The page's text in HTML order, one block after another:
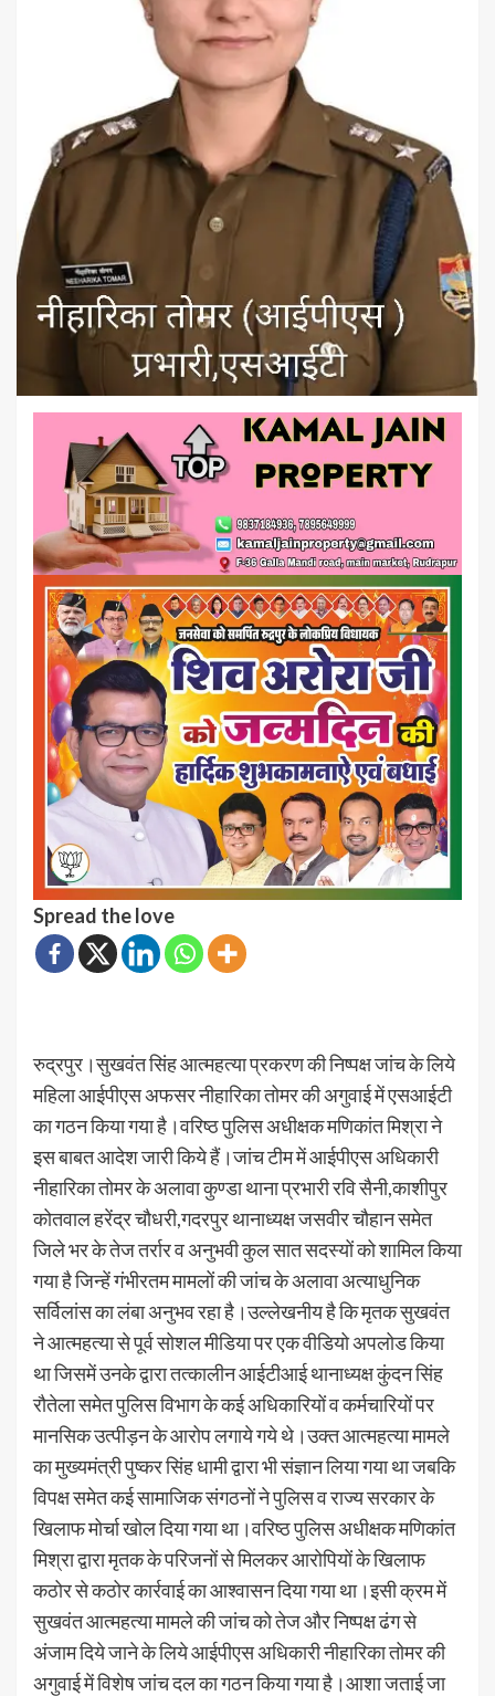
Spread the love
रुद्रपुर।सुखवंत सिंह आत्महत्या प्रकरण की निष्पक्ष जांच के लिये
महिला आईपीएस अफसर नीहारिका तोमर की अगुवाई में एसआईटी
का गठन किया गया है।वरिष्ठ पुलिस अधीक्षक मणिकांत मिश्रा ने
इस बाबत आदेश जारी किये हैं।जांच टीम में आईपीएस अधिकारी
नीहारिका तोमर के अलावा कुण्डा थाना प्रभारी रवि सैनी,काशीपुर
कोतवाल हरेंद्र चौधरी,गदरपुर थानाध्यक्ष जसवीर चौहान समेत
जिले भर के तेज तर्रार व अनुभवी कुल सात सदस्यों को शामिल किया
गया है जिन्हें गंभीरतम मामलों की जांच के अलावा अत्याधुनिक
सर्विलांस का लंबा अनुभव रहा है।उल्लेखनीय है कि मृतक सुखवंत
ने आत्महत्या से पूर्व सोशल मीडिया पर एक वीडियो अपलोड किया
था जिसमें उनके द्वारा तत्कालीन आईटीआई थानाध्यक्ष कुंदन सिंह
रौतेला समेत पुलिस विभाग के कई अधिकारियों व कर्मचारियों पर
मानसिक उत्पीड़न के आरोप लगाये गये थे।उक्त आत्महत्या मामले
का मुख्यमंत्री पुष्कर सिंह धामी द्वारा भी संज्ञान लिया गया था जबकि
विपक्ष समेत कई सामाजिक संगठनों ने पुलिस व राज्य सरकार के
खिलाफ मोर्चा खोल दिया गया था।वरिष्ठ पुलिस अधीक्षक मणिकांत
मिश्रा द्वारा मृतक के परिजनों से मिलकर आरोपियों के खिलाफ
कठोर से कठोर कार्रवाई का आश्वासन दिया गया था।इसी क्रम में
सुखवंत आत्महत्या मामले की जांच को तेज और निष्पक्ष ढंग से
अंजाम दिये जाने के लिये आईपीएस अधिकारी नीहारिका तोमर की
अगुवाई में विशेष जांच दल का गठन किया गया है।आशा जताई जा